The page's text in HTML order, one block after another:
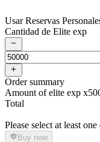
Usar Reservas
Cantidad de Elite exp
Order summary
Amount of elite exp
Total
Please select at least
Buy now